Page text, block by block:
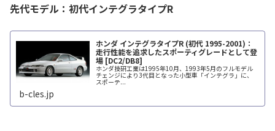
先代モデル：初代インテグラタイプR
ホンダ インテグラタイプR (初代 1995-2001)：
走行性能を追求したスポーティグレードとして登
場 [DC2/DB8]
ホンダ技研工業は1995年10月、1993年5月のフルモデル
チェンジにより3代目となった小型車「インテグラ」に、
スポーテ...
b-cles.jp